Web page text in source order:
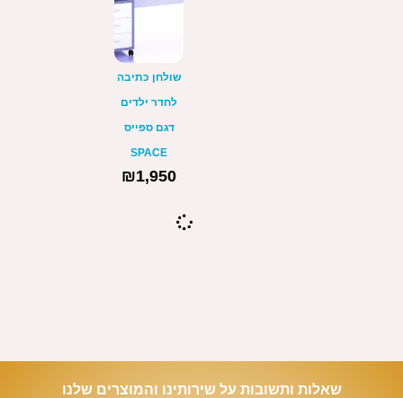
שולחן כתיבה
לחדר ילדים
דגם ספייס
SPACE
₪1,950
שאלות ותשובות על שירותינו והמוצרים שלנו